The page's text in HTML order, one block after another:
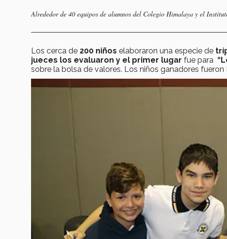
Alrededor de 40 equipos de alumnos del Colegio Himalaya y el
Los cerca de 200 niños elaboraron una especie de
jueces los evaluaron y el primer lugar fue para
sobre la bolsa de valores. Los niños ganadores fueron